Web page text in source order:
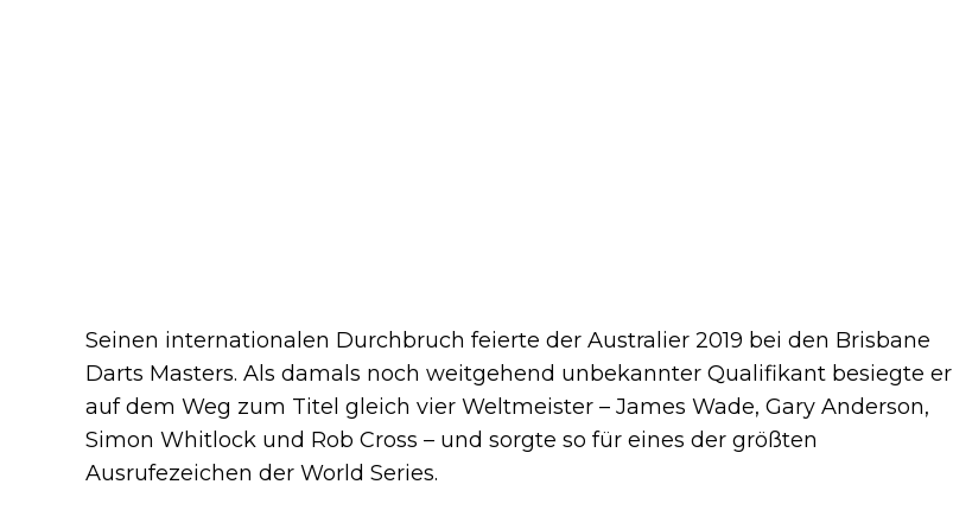
Seinen internationalen Durchbruch feierte der Australier 2019 bei den Brisbane
Darts Masters. Als damals noch weitgehend unbekannter Qualifikant besiegte er
auf dem Weg zum Titel gleich vier Weltmeister – James Wade, Gary Anderson,
Simon Whitlock und Rob Cross – und sorgte so für eines der größten
Ausrufezeichen der World Series.